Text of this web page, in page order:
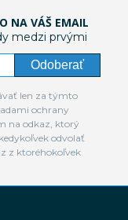
NA VÁŠ EMAIL
medzi prvými
Odoberať
len za týmto
ochrany
na odkaz, ktorý
odvolať
z ktoréhokoľvek